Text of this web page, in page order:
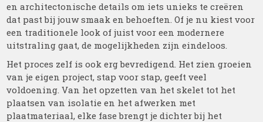
en architectonische details om iets unieks te creëren
dat past bij jouw smaak en behoeften. Of je nu kiest voor
een traditionele look of juist voor een modernere
uitstraling gaat, de mogelijkheden zijn eindeloos.
Het proces zelf is ook erg bevredigend. Het zien groeien
van je eigen project, stap voor stap, geeft veel
voldoening. Van het opzetten van het skelet tot het
plaatsen van isolatie en het afwerken met
plaatmateriaal, elke fase brengt je dichter bij het